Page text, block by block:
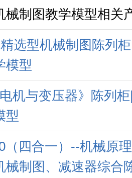
械制图教学模型相关
选型机械制图陈列
模型
机与变压器》陈列
型
（四合一）--机械原
械制图、减速器综合